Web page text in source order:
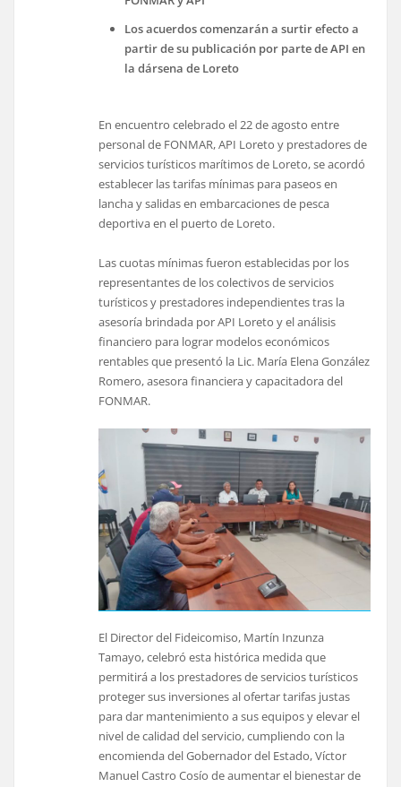
Los acuerdos comenzarán a surtir efecto a
partir de su publicación por parte de API en
la dársena de Loreto
En encuentro celebrado el 22 de agosto entre
personal de FONMAR, API Loreto y prestadores de
servicios turísticos marítimos de Loreto, se acordó
establecer las tarifas mínimas para paseos en
lancha y salidas en embarcaciones de pesca
deportiva en el puerto de Loreto.
Las cuotas mínimas fueron establecidas por los
representantes de los colectivos de servicios
turísticos y prestadores independientes tras la
asesoría brindada por API Loreto y el análisis
financiero para lograr modelos económicos
rentables que presentó la Lic. María Elena González
Romero, asesora financiera y capacitadora del
FONMAR.
El Director del Fideicomiso, Martín Inzunza
Tamayo, celebró esta histórica medida que
permitirá a los prestadores de servicios turísticos
proteger sus inversiones al ofertar tarifas justas
para dar mantenimiento a sus equipos y elevar el
nivel de calidad del servicio, cumpliendo con la
encomienda del Gobernador del Estado, Víctor
Manuel Castro Cosío de aumentar el bienestar de